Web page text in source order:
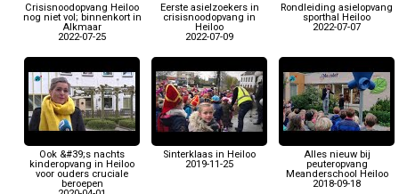
Crisisnoodopvang Heiloo
nog niet vol; binnenkort in
Alkmaar
2022-07-25
Eerste asielzoekers in
crisisnoodopvang in
Heiloo
2022-07-09
Rondleiding asielopvang
sporthal Heiloo
2022-07-07
Ook &#39;s nachts
kinderopvang in Heiloo
voor ouders cruciale
beroepen
Sinterklaas in Heiloo
2019-11-25
Alles nieuw bij
peuteropvang
Meanderschool Heiloo
2018-09-18